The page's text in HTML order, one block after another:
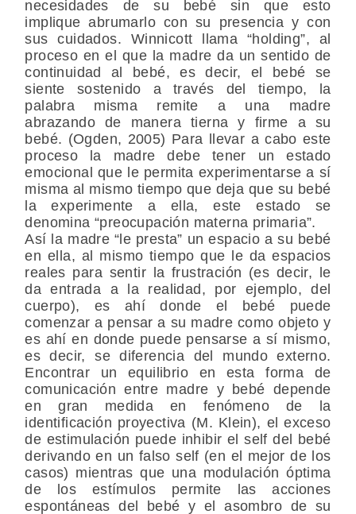
necesidades de su bebé sin que esto
implique abrumarlo con su presencia y con
sus cuidados. Winnicott llama “holding”, al
proceso en el que la madre da un sentido de
continuidad al bebé, es decir, el bebé se
siente sostenido a través del tiempo, la
palabra misma remite a una madre
abrazando de manera tierna y firme a su
bebé. (Ogden, 2005) Para llevar a cabo este
proceso la madre debe tener un estado
emocional que le permita experimentarse a sí
misma al mismo tiempo que deja que su bebé
la experimente a ella, este estado se
denomina “preocupación materna primaria”.
Así la madre “le presta” un espacio a su bebé
en ella, al mismo tiempo que le da espacios
reales para sentir la frustración (es decir, le
da entrada a la realidad, por ejemplo, del
cuerpo), es ahí donde el bebé puede
comenzar a pensar a su madre como objeto y
es ahí en donde puede pensarse a sí mismo,
es decir, se diferencia del mundo externo.
Encontrar un equilibrio en esta forma de
comunicación entre madre y bebé depende
en gran medida en fenómeno de la
identificación proyectiva (M. Klein), el exceso
de estimulación puede inhibir el self del bebé
derivando en un falso self (en el mejor de los
casos) mientras que una modulación óptima
de los estímulos permite las acciones
espontáneas del bebé y el asombro de su